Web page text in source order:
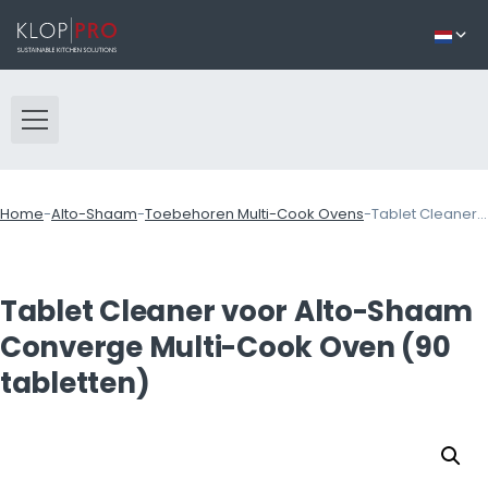
Home-Alto-Shaam-Toebehoren Multi-Cook Ovens-Tablet Cleaner voor Alto-Shaam Converge Multi-Cook Oven (90 tabletten)
Tablet Cleaner voor Alto-Shaam
Converge Multi-Cook Oven (90
tabletten)